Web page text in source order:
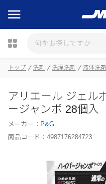
瓶詰
トップ 洗剤 洗濯洗剤 液体洗剤
アリエール ジェル
ージャンボ 28個入
メーカー： P&G
商品コード： 4987176284723